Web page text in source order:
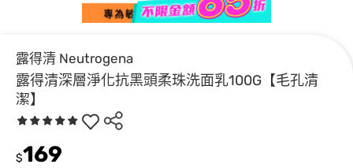
露得清 Neutrogena
露得清深層淨化抗黑頭柔珠洗面乳100G【毛孔清
潔】
$169